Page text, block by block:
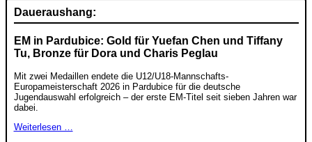
Daueraushang:
EM in Pardubice: Gold für Yuefan Chen und Tiffany
Tu, Bronze für Dora und Charis Peglau
Mit zwei Medaillen endete die U12/U18-Mannschafts-
Europameisterschaft 2026 in Pardubice für die deutsche
Jugendauswahl erfolgreich – der erste EM-Titel seit sieben Jahren war
dabei.
Weiterlesen …